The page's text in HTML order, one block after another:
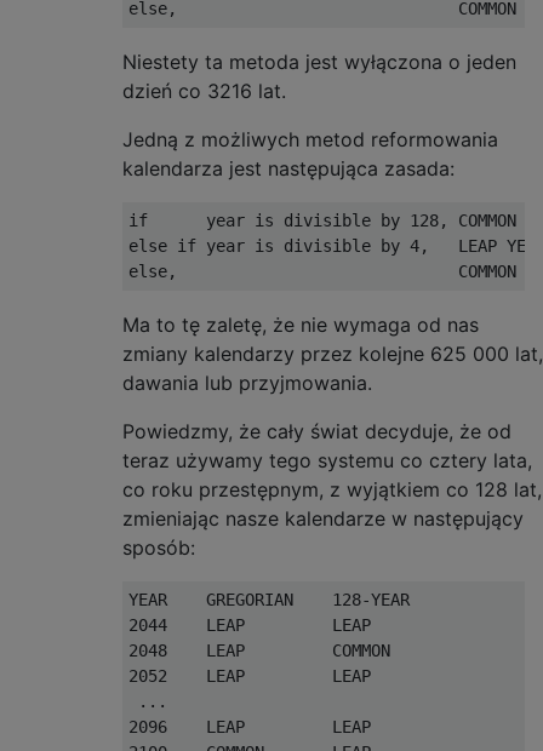
Niestety ta metoda jest wyłączona o jeden
dzień co 3216 lat.
Jedną z możliwych metod reformowania
kalendarza jest następująca zasada:
if      year is divisible by 128, COMMON
else if year is divisible by 4,   LEAP
Ma to tę zaletę, że nie wymaga od nas
zmiany kalendarzy przez kolejne 625 000 lat,
dawania lub przyjmowania.
Powiedzmy, że cały świat decyduje, że od
teraz używamy tego systemu co cztery lata,
co roku przestępnym, z wyjątkiem co 128 lat,
zmieniając nasze kalendarze w następujący
sposób:
YEAR    GREGORIAN    128-YEAR
2044    LEAP         LEAP
2048    LEAP         COMMON
2052    LEAP         LEAP
...
2096    LEAP         LEAP